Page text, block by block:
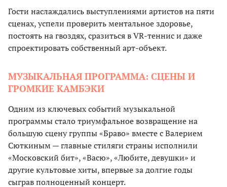
Гости наслаждались выступлениями артистов на пяти
сценах, успели проверить ментальное здоровье,
постоять на гвоздях, сразиться в VR-теннис и даже
спроектировать собственный арт-объект.
МУЗЫКАЛЬНАЯ ПРОГРАММА: СЦЕНЫ И
ГРОМКИЕ КАМБЭКИ
Одним из ключевых событий музыкальной
программы стало триумфальное возвращение на
большую сцену группы «Браво» вместе с Валерием
Сюткиным — главные стиляги страны исполнили
«Московский бит», «Васю», «Любите, девушки» и
другие культовые хиты, впервые за долгие годы
сыграв полноценный концерт.